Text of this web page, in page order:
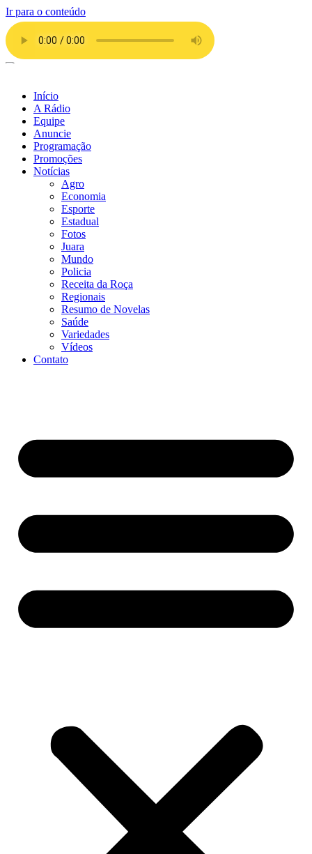
Ir para o conteúdo
Início
A Rádio
Equipe
Anuncie
Programação
Promoções
Notícias
Agro
Economia
Esporte
Estadual
Fotos
Juara
Mundo
Policia
Receita da Roça
Regionais
Resumo de Novelas
Saúde
Variedades
Vídeos
Contato